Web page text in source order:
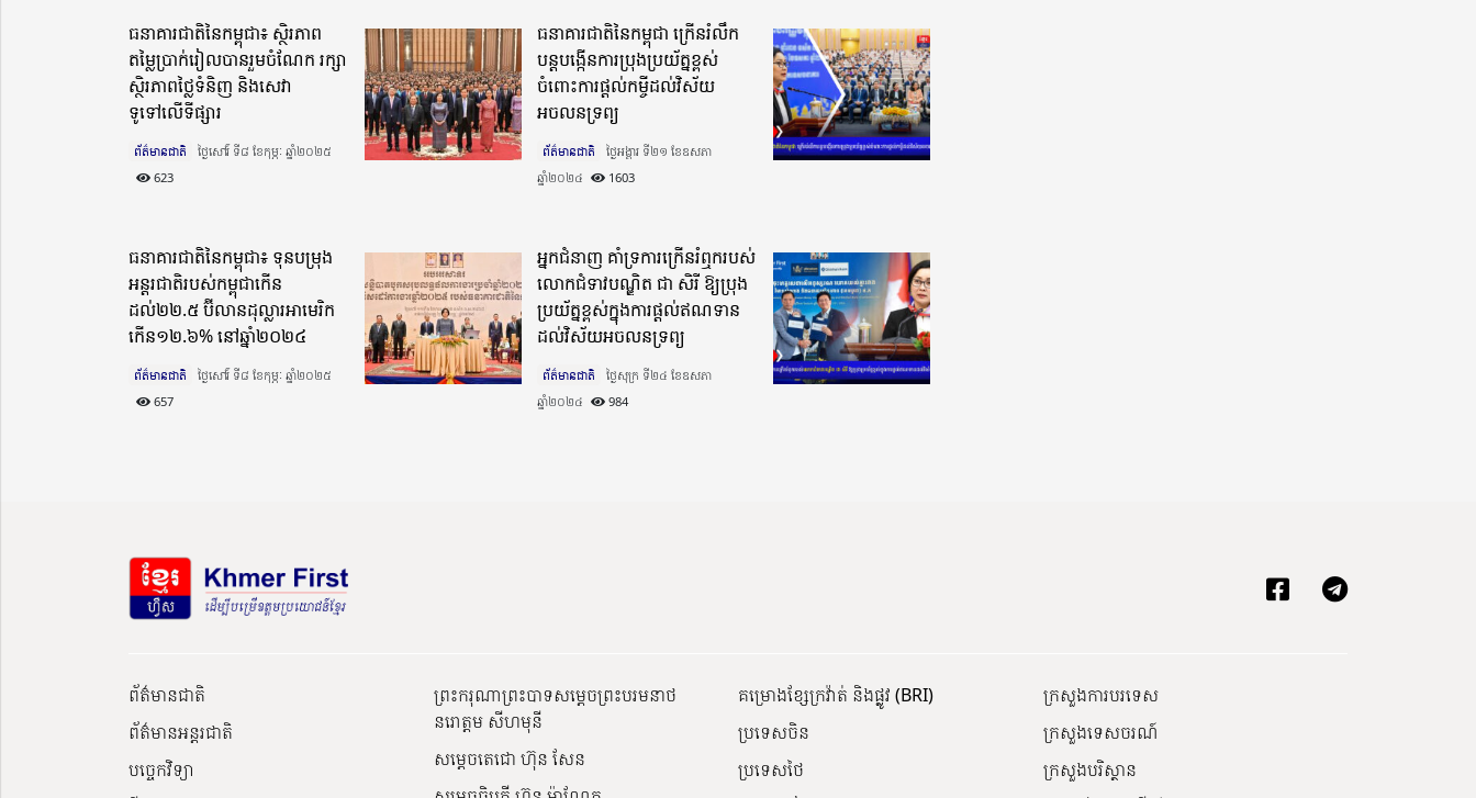
ធនាគារជាតិនៃកម្ពុជា៖ ស្ថិរភាព
តម្លៃប្រាក់រៀលបានរួមចំណែក រក្សា
ស្ថិរភាពថ្លៃទំនិញ និងសេវា
ទូទៅលើទីផ្សារ
ព័ត៌មានជាតិ
ថ្ងៃសៅរ៍ ទី៨ ខែកុម្ភៈ ឆ្នាំ២០២៥​
623
ធនាគារជាតិនៃកម្ពុជា ក្រើនរំលឹក
បន្តបង្កើនការប្រុងប្រយ័ត្នខ្ពស់
ចំពោះការផ្តល់កម្ចីដល់វិស័យ
អចលនទ្រព្យ
ព័ត៌មានជាតិ
ថ្ងៃអង្គារ ទី២១ ខែឧសភា
ឆ្នាំ២០២៤​
1603
ធនាគារជាតិនៃកម្ពុជា៖ ទុនបម្រុង
អន្តរជាតិរបស់កម្ពុជាកើន
ដល់២២.៥ ប៊ីលានដុល្លារអាមេរិក
កើន១២.៦% នៅឆ្នាំ២០២៤
ព័ត៌មានជាតិ
ថ្ងៃសៅរ៍ ទី៨ ខែកុម្ភៈ ឆ្នាំ២០២៥​
657
អ្នកជំនាញ គាំទ្រការក្រើនរំឮករបស់
លោកជំទាវបណ្ឌិត ជា សិរី ឱ្យប្រុង
ប្រយ័ត្នខ្ពស់ក្នុងការផ្តល់ឥណទាន
ដល់វិស័យអចលនទ្រព្យ
ព័ត៌មានជាតិ
ថ្ងៃសុក្រ ទី២៤ ខែឧសភា
ឆ្នាំ២០២៤​
984
ព័ត៌មានជាតិ
ព័ត៌មានអន្តរជាតិ
បច្ចេកវិទ្យា
ព្រះករុណាព្រះបាទសម្តេចព្រះបរមនាថ
នរោត្តម សីហមុនី
សម្តេចតេជោ ហ៊ុន សែន
គម្រោងខ្សែក្រវ៉ាត់ និងផ្លូវ (BRI)
ប្រទេសចិន
ប្រទេសថៃ
ក្រសួងការបរទេស
ក្រសួងទេសចរណ៍
ក្រសួងបរិស្ថាន